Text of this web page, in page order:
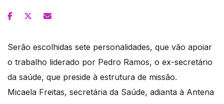
Serão escolhidas sete personalidades, que vão apoiar
o trabalho liderado por Pedro Ramos, o ex-secretário
da saúde, que preside à estrutura de missão.
Micaela Freitas, secretária da Saúde, adianta à Antena